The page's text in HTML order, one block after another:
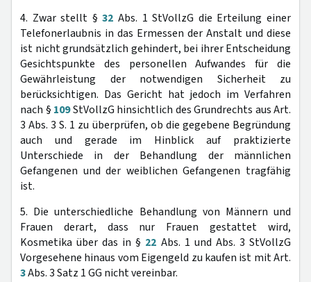
4. Zwar stellt §32 Abs. 1 StVollzG die Erteilung einer
Telefonerlaubnis in das Ermessen der Anstalt und diese
ist nicht grundsätzlich gehindert, bei ihrer Entscheidung
Gesichtspunkte des personellen Aufwandes für die
Gewährleistung der notwendigen Sicherheit zu
berücksichtigen. Das Gericht hat jedoch im Verfahren
nach § 109StVollzG hinsichtlich des Grundrechts aus Art.
3 Abs. 3 S. 1 zu überprüfen, ob die gegebene Begründung
auch und gerade im Hinblick auf praktizierte
Unterschiede in der Behandlung der männlichen
Gefangenen und der weiblichen Gefangenen tragfähig
ist.
5. Die unterschiedliche Behandlung von Männern und
Frauen derart, dass nur Frauen gestattet wird,
Kosmetika über das in § 22 Abs. 1 und Abs. 3 StVollzG
Vorgesehene hinaus vom Eigengeld zu kaufen ist mit Art.
3Abs. 3 Satz 1 GG nicht vereinbar.